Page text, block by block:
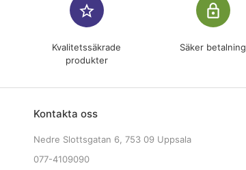
star_border
Kvalitetssäkrade
produkter
lock_outline
Säker betalning
Kontakta oss
Nedre Slottsgatan 6, 753 09 Uppsala
077-4109090